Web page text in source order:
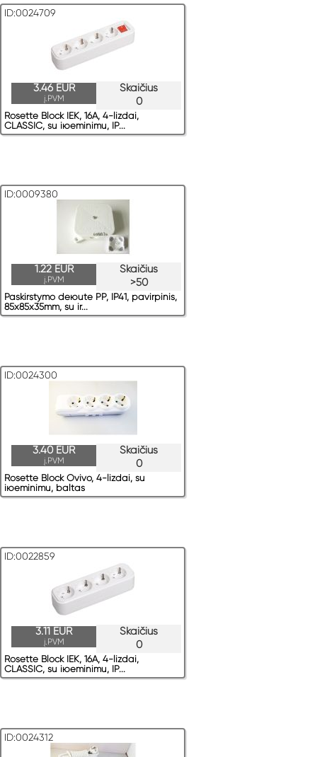
ID:0024709
Skaičius
0
3.46 EUR
į.PVM
Rosette Block IEK, 16A, 4-lizdai,
CLASSIC, su iюeminimu, IP...
ID:0009380
Skaičius
>50
1.22 EUR
į.PVM
Paskirstymo deюute PP, IP41, pavirрinis,
85x85x35mm, su ir...
ID:0024300
Skaičius
0
3.40 EUR
į.PVM
Rosette Block Ovivo, 4-lizdai, su
iюeminimu, baltas
ID:0022859
Skaičius
0
3.11 EUR
į.PVM
Rosette Block IEK, 16A, 4-lizdai,
CLASSIC, su iюeminimu, IP...
ID:0024312